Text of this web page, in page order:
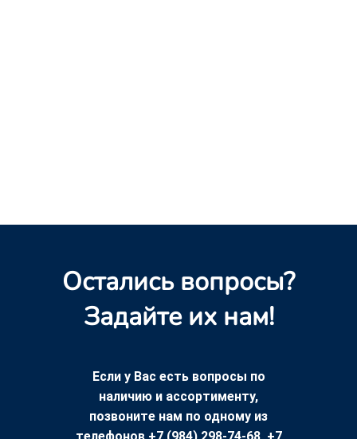
Остались вопросы?
Задайте их нам!
Если у Вас есть вопросы по
наличию и ассортименту,
позвоните нам по одному из
телефонов +7 (984) 298-74-68, +7